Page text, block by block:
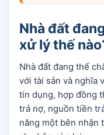
Nhà đất
xử lý thế
Nhà đất đang thế
với tài sản và nghĩa
tín dụng, hợp đồng
trả nợ, nguồn tiền
năng một bên nhận